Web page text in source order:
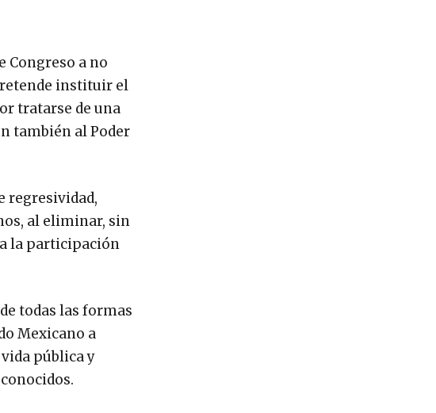
Congreso a no
instituir el
tratarse de una
también al Poder
regresividad,
al eliminar, sin
la participación
todas las formas
Mexicano a
pública y